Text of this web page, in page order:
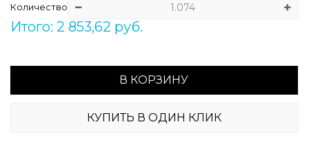
Количество
Итого: 2 853,62 руб.
В КОРЗИНУ
КУПИТЬ В ОДИН КЛИК